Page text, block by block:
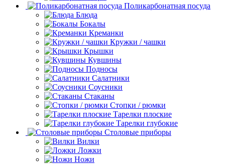
Поликарбонатная посуда
Блюда
Бокалы
Креманки
Кружки / чашки
Крышки
Кувшины
Подносы
Салатники
Соусники
Стаканы
Стопки / рюмки
Тарелки плоские
Тарелки глубокие
Столовые приборы
Вилки
Ложки
Ножи